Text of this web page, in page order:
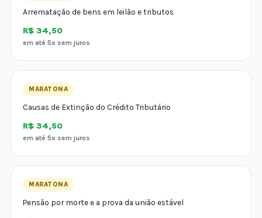
Arrematação de bens em leilão e tributos
R$ 34,50
em até 5x sem juros
MARATONA
Causas de Extinção do Crédito Tributário
R$ 34,50
em até 5x sem juros
MARATONA
Pensão por morte e a prova da união estável